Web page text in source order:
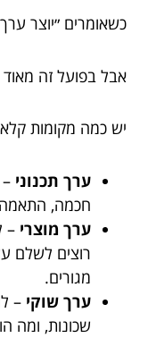
כשאומרים ״יוצר
אבל בפועל זה מאוד
יש כמה מקומות
ערך תכנוני –
חכמה,
ערך מוצרי –
רוצים לשלם
מגורים.
ערך שוקי –
שכונות, ומה